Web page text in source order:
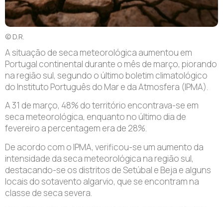
© D.R.
A situação de seca meteorológica aumentou em
Portugal continental durante o mês de março, piorando
na região sul, segundo o último boletim climatológico
do Instituto Português do Mar e da Atmosfera (IPMA).
A 31 de março, 48% do território encontrava-se em
seca meteorológica, enquanto no último dia de
fevereiro a percentagem era de 28%.
De acordo com o IPMA, verificou-se um aumento da
intensidade da seca meteorológica na região sul,
destacando-se os distritos de Setúbal e Beja e alguns
locais do sotavento algarvio, que se encontram na
classe de seca severa.